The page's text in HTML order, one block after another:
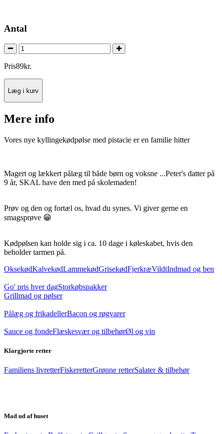
Antal
Pris89kr.
Læg i kurv
Mere info
Vores nye kyllingekødpølse med pistacie er en familie hitter
Magert og lækkert pålæg til både børn og voksne ...Peter's datter på
9 år, SKAL have den med på skolemaden!
Prøv og den og fortæl os, hvad du synes. Vi giver gerne en
smagsprøve 😁
Kødpølsen kan holde sig i ca. 10 dage i køleskabet, hvis den
beholder tarmen på.
OksekødKalvekødLammekødGrisekødFjerkræVildtIndmad og ben
Go' pris hver dagStorkøbspakker
Grillmad og pølser
Pålæg og frikadellerBacon og røgvarer
Sauce og fondeFlæskesvær og tilbehørØl og vin
Klargjorte retter
Familiens livretterFiskeretterGrønne retterSalater & tilbehør
Mad ud af huset